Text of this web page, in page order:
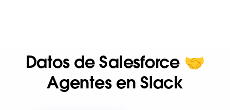
Datos de Salesforce 🤝
Agentes en Slack